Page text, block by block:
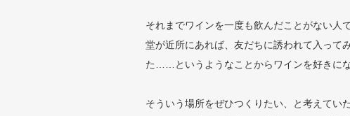
それまでワインを一度も飲んだことがない人
堂が近所にあれば、友だちに誘われて入って
た……というようなことからワインを好きに
そういう場所をぜひつくりたい、と考えてい